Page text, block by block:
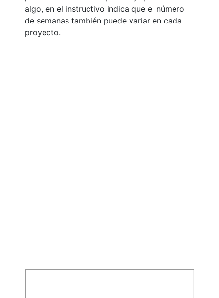
algo, en el instructivo indica que el número
de semanas también puede variar en cada
proyecto.